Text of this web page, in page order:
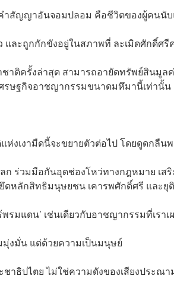
ำสัญญาอันจอมปลอม คือชีวิตของผู้คนนั
ละถูกกักขังอยู่ในสภาพที่ ละเมิดศักดิ์ศรี
าติครั้งล่าสุด สามารถอายัดทรัพย์สินมูล
ศรษฐกิจอาชญากรรมขนาดมหึมานี้เท่านั้น
ห่งเงามืดนี้จะขยายตัวต่อไป โดยดูดกลืน
ลก ร่วมมือกันอุดช่องโหว่ทางกฎหมาย เ
ดหลักสิทธิมนุษยชน เคารพศักดิ์ศรี และยุ
รมแดน’ เช่นเดียวกับอาชญากรรมที่เรา
มุ่งมั่น แต่ด้วยความเป็นมนุษย์
ชาธิปไตย ไม่ใช่ความดังของเสียงประณ